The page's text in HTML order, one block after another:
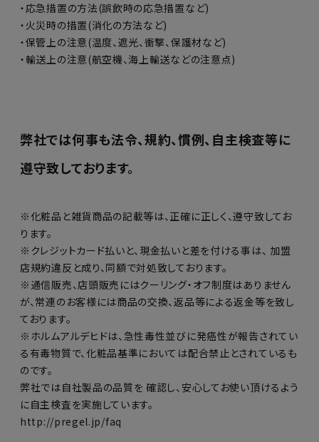
・応急措置の方法(誤飲時の応急措置など)
・火災時の措置(消化の方法など)
・保管上の注意(温度、遮光、衝撃、保護材など)
・輸送上の注意(航空機、海上輸送などの注意点)
弊社では何事も法令、規約、慣例、自主検査等に
遵守致しております。
※化粧品と雑貨商品の記載等は、正確に正しく、遵守致してお
ります。
※クレジットカード払いと、現金払いと差を付ける事は、 加盟
店規約違反と成り、同額で対処致しております。
※通信販売、店頭販売にはクーリング・オフ制度はありません
が、常連のお客様には商品の交換、返品等による返金等を致し
ております。
※ホルムアルデヒドは、急性毒性並びに発癌性が報告されてい
る有毒物質で、化粧品基準においては配合禁止とされているも
のです。
弊社では自社製品の品質を 確認し、安心してお使い頂けるよう
に自主検査を実施しています。
http://pregel.jp/faq